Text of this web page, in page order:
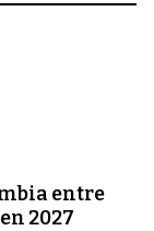
entre
2027